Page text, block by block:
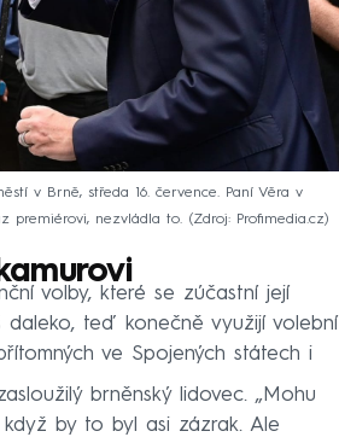
v Brně, středa 16. července. Paní Věra v
premiérovi, nezvládla to.
Zdroj: Profimedia.cz
volby, které se zúčastní její
daleko, teď konečně využijí volební
ve Spojených státech i
brněnský lidovec. „Mohu
by to byl asi zázrak. Ale